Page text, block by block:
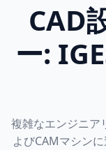
CAD
ー:
複雑なエンジニア
よびCAMマシン